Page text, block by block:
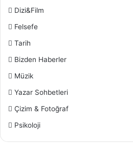
Dizi&Film
Felsefe
Tarih
Bizden Haberler
Müzik
Yazar Sohbetleri
Çizim & Fotoğraf
Psikoloji